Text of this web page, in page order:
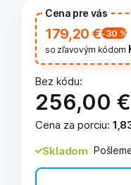
Cena pre vás
179,20 €-30 %
so zľavovým kódom
Bez kódu:
256,00 €
Cena za porciu:
Skladom